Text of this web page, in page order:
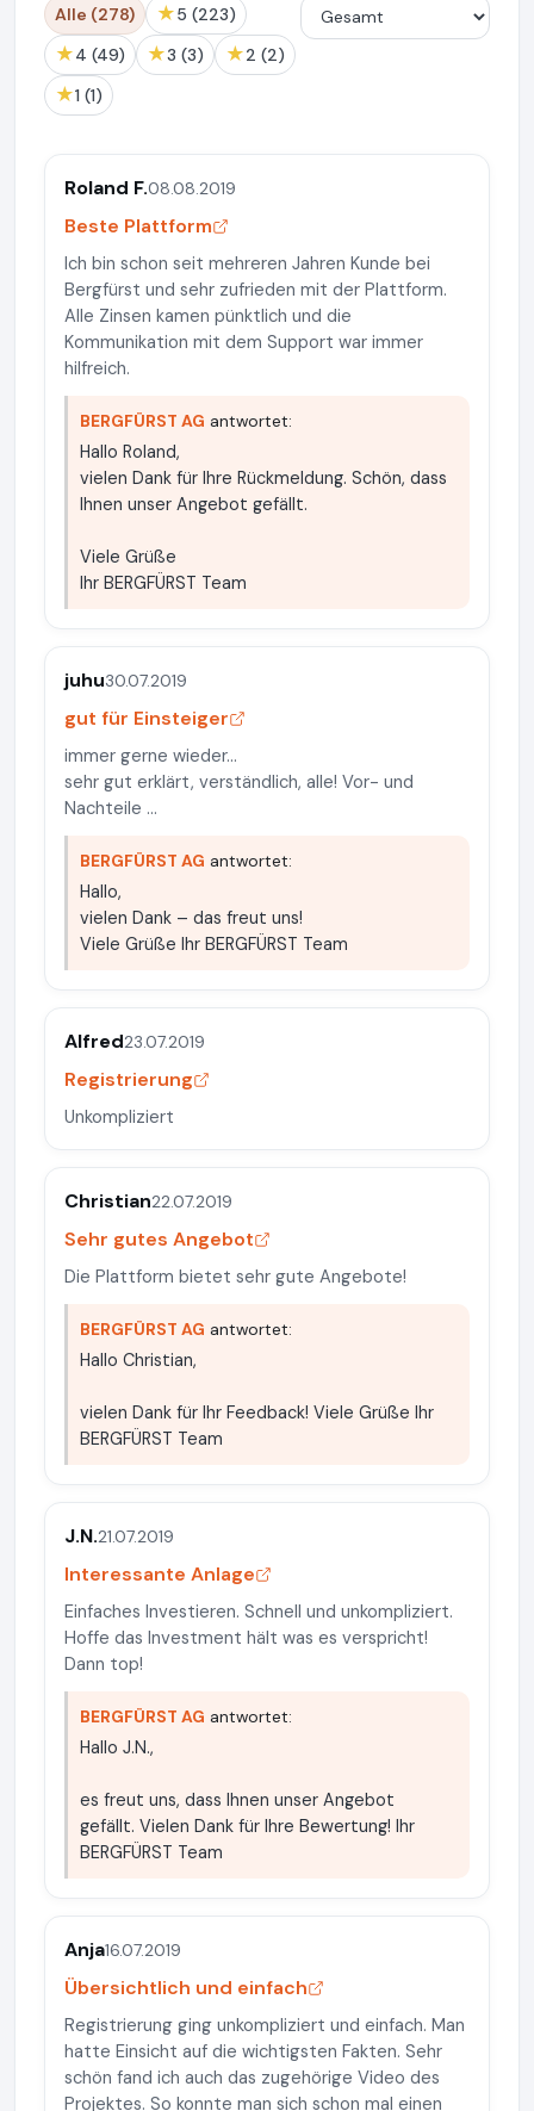
Alle (278) ★ 5 (223)
★ 4 (49) ★ 3 (3) ★ 2 (2)
★ 1 (1)
Roland F.08.08.2019
Beste Plattform
Ich bin schon seit mehreren Jahren Kunde bei
Bergfürst und sehr zufrieden mit der Plattform.
Alle Zinsen kamen pünktlich und die
Kommunikation mit dem Support war immer
hilfreich.
BERGFÜRST AG antwortet:
Hallo Roland,
vielen Dank für Ihre Rückmeldung. Schön, dass
Ihnen unser Angebot gefällt.
Viele Grüße
Ihr BERGFÜRST Team
juhu30.07.2019
gut für Einsteiger
immer gerne wieder...
sehr gut erklärt, verständlich, alle! Vor- und
Nachteile ...
BERGFÜRST AG antwortet:
Hallo,
vielen Dank – das freut uns!
Viele Grüße Ihr BERGFÜRST Team
Alfred23.07.2019
Registrierung
Unkompliziert
Christian22.07.2019
Sehr gutes Angebot
Die Plattform bietet sehr gute Angebote!
BERGFÜRST AG antwortet:
Hallo Christian,
vielen Dank für Ihr Feedback! Viele Grüße Ihr
BERGFÜRST Team
J.N.21.07.2019
Interessante Anlage
Einfaches Investieren. Schnell und unkompliziert.
Hoffe das Investment hält was es verspricht!
Dann top!
BERGFÜRST AG antwortet:
Hallo J.N.,
es freut uns, dass Ihnen unser Angebot
gefällt. Vielen Dank für Ihre Bewertung! Ihr
BERGFÜRST Team
Anja16.07.2019
Übersichtlich und einfach
Registrierung ging unkompliziert und einfach. Man
hatte Einsicht auf die wichtigsten Fakten. Sehr
schön fand ich auch das zugehörige Video des
Projektes. So konnte man sich schon mal einen